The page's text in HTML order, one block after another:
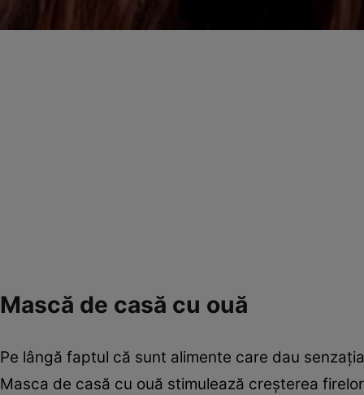
Mască de casă cu ouă
Pe lângă faptul că sunt alimente care dau
Masca de casă cu ouă stimulează creşterea